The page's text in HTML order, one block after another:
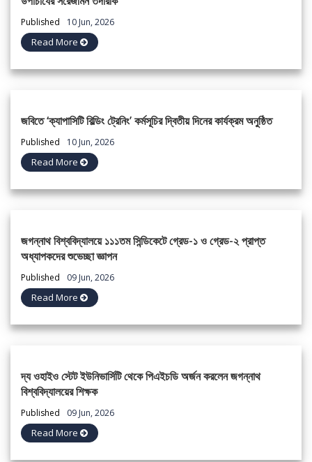
Published 10 Jun, 2026
Read More
জবিতে ‘ক্যাপাসিটি বিল্ডিং ট্রেনিং’ কর্মসূচির দ্বিতীয় দিনের কার্যক্রম অনুষ্ঠিত
Published 10 Jun, 2026
Read More
জগন্নাথ বিশ্ববিদ্যালয়ে ১১১তম সিন্ডিকেটে গ্রেড-১ ও গ্রেড-২ প্রাপ্ত
অধ্যাপকদের শুভেচ্ছা জ্ঞাপন
Published 09 Jun, 2026
Read More
দ্য ওহাইও স্টেট ইউনিভার্সিটি থেকে পিএইচডি অর্জন করলেন জগন্নাথ
বিশ্ববিদ্যালয়ের শিক্ষক
Published 09 Jun, 2026
Read More